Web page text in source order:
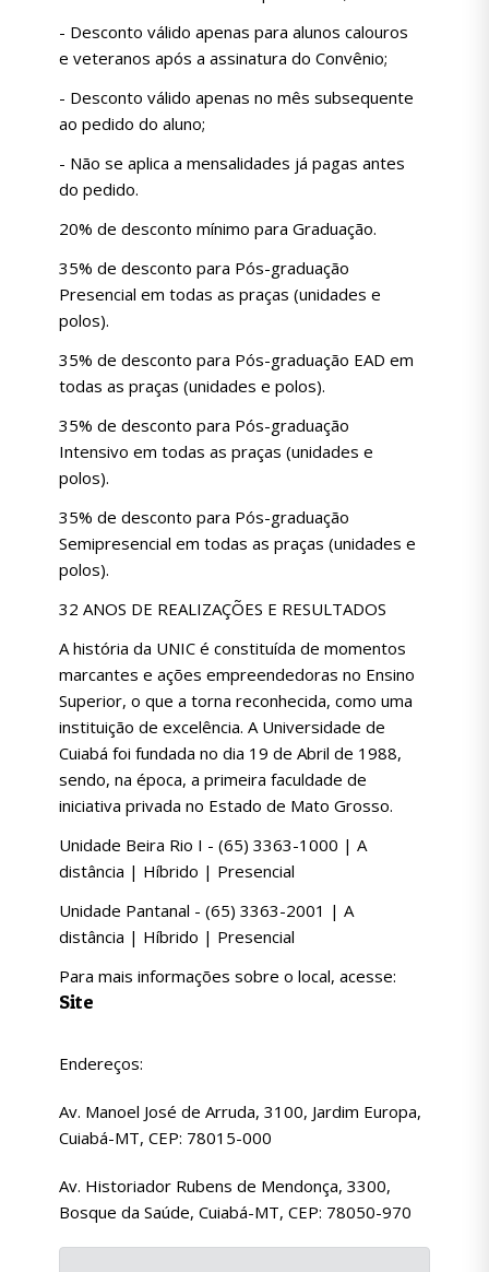
- Desconto válido apenas para alunos calouros
e veteranos após a assinatura do Convênio;
- Desconto válido apenas no mês subsequente
ao pedido do aluno;
- Não se aplica a mensalidades já pagas antes
do pedido.
20% de desconto mínimo para Graduação.
35% de desconto para Pós-graduação
Presencial em todas as praças (unidades e
polos).
35% de desconto para Pós-graduação EAD em
todas as praças (unidades e polos).
35% de desconto para Pós-graduação
Intensivo em todas as praças (unidades e
polos).
35% de desconto para Pós-graduação
Semipresencial em todas as praças (unidades e
polos).
32 ANOS DE REALIZAÇÕES E RESULTADOS
A história da UNIC é constituída de momentos
marcantes e ações empreendedoras no Ensino
Superior, o que a torna reconhecida, como uma
instituição de excelência. A Universidade de
Cuiabá foi fundada no dia 19 de Abril de 1988,
sendo, na época, a primeira faculdade de
iniciativa privada no Estado de Mato Grosso.
Unidade Beira Rio I - (65) 3363-1000 | A
distância | Híbrido | Presencial
Unidade Pantanal - (65) 3363-2001 | A
distância | Híbrido | Presencial
Para mais informações sobre o local, acesse:
Site
Endereços:
Av. Manoel José de Arruda, 3100, Jardim Europa,
Cuiabá-MT, CEP: 78015-000
Av. Historiador Rubens de Mendonça, 3300,
Bosque da Saúde, Cuiabá-MT, CEP: 78050-970